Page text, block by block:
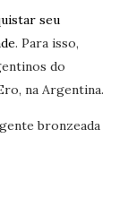
seu
. Para isso,
do
na Argentina.
bronzeada